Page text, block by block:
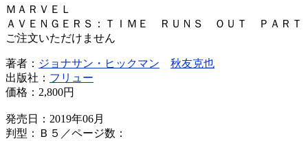
ＭＡＲＶＥＬ
ＡＶＥＮＧＥＲＳ：ＴＩＭＥ ＲＵＮＳ ＯＵＴ ＰＡＲ
ご注文いただけません
著者： ジョナサン・ヒックマン
秋友克也
出版社： フリュー
価格： 2,800円
発売日：2019年06月
判型：Ｂ５／ページ数：